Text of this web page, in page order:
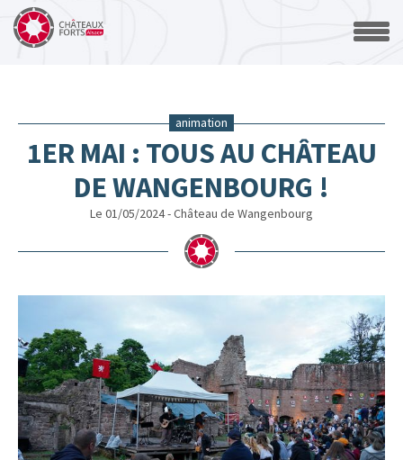
animation
1ER MAI : TOUS AU CHÂTEAU
DE WANGENBOURG !
Le 01/05/2024 - Château de Wangenbourg